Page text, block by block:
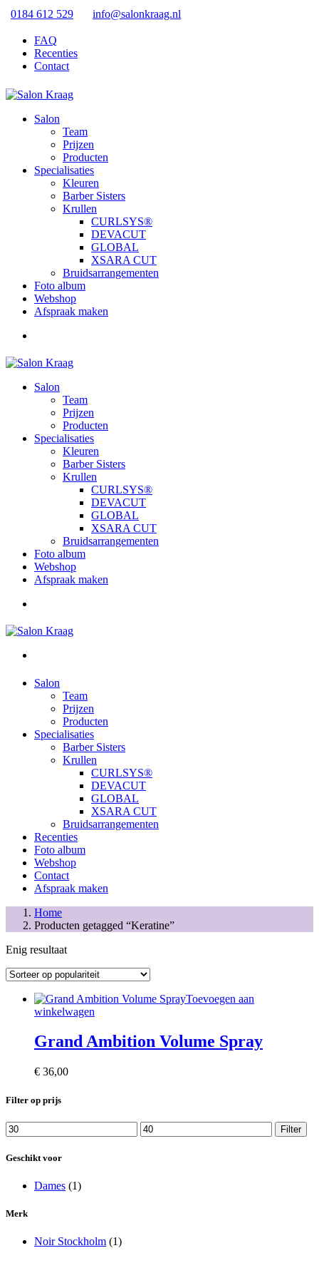
0184 612 529 info@salonkraag.nl
FAQ
Recenties
Contact
Salon
Team
Prijzen
Producten
Specialisaties
Kleuren
Barber Sisters
Krullen
CURLSYS®
DEVACUT
GLOBAL
XSARA CUT
Bruidsarrangementen
Foto album
Webshop
Afspraak maken
Salon
Team
Prijzen
Producten
Specialisaties
Kleuren
Barber Sisters
Krullen
CURLSYS®
DEVACUT
GLOBAL
XSARA CUT
Bruidsarrangementen
Foto album
Webshop
Afspraak maken
Salon
Team
Prijzen
Producten
Specialisaties
Barber Sisters
Krullen
CURLSYS®
DEVACUT
GLOBAL
XSARA CUT
Bruidsarrangementen
Recenties
Foto album
Webshop
Contact
Afspraak maken
Home
Producten getagged “Keratine”
Enig resultaat
Toevoegen aan
winkelwagen
Grand Ambition Volume Spray
€ 36,00
Filter op prijs
Min.
prijs
Max.
prijs
Filter
Geschikt voor
Dames (1)
Merk
Noir Stockholm (1)